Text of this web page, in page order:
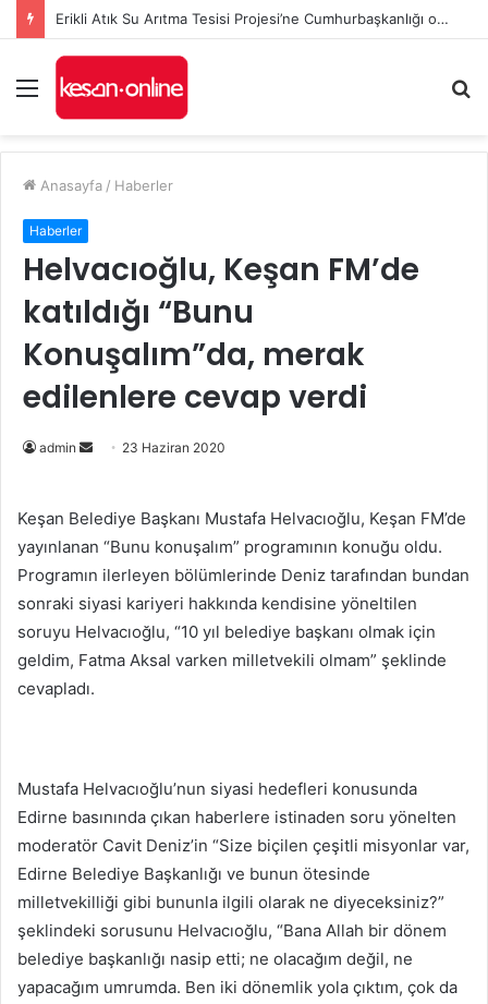
Erikli Atık Su Arıtma Tesisi Projesi’ne Cumhurbaşkanlığı onayı
Menü
...
Anasayfa / Haberler
Haberler
Helvacıoğlu, Keşan FM’de
katıldığı “Bunu
Konuşalım”da, merak
edilenlere cevap verdi
admin
Bir
göndermek
23 Haziran 2020
Keşan Belediye Başkanı Mustafa Helvacıoğlu, Keşan FM’de
yayınlanan “Bunu konuşalım” programının konuğu oldu.
Programın ilerleyen bölümlerinde Deniz tarafından bundan
sonraki siyasi kariyeri hakkında kendisine yöneltilen
soruyu Helvacıoğlu, “10 yıl belediye başkanı olmak için
geldim, Fatma Aksal varken milletvekili olmam” şeklinde
cevapladı.
Mustafa Helvacıoğlu’nun siyasi hedefleri konusunda
Edirne basınında çıkan haberlere istinaden soru yönelten
moderatör Cavit Deniz’in “Size biçilen çeşitli misyonlar var,
Edirne Belediye Başkanlığı ve bunun ötesinde
milletvekilliği gibi bununla ilgili olarak ne diyeceksiniz?”
şeklindeki sorusunu Helvacıoğlu, “Bana Allah bir dönem
belediye başkanlığı nasip etti; ne olacağım değil, ne
yapacağım umrumda. Ben iki dönemlik yola çıktım, çok da